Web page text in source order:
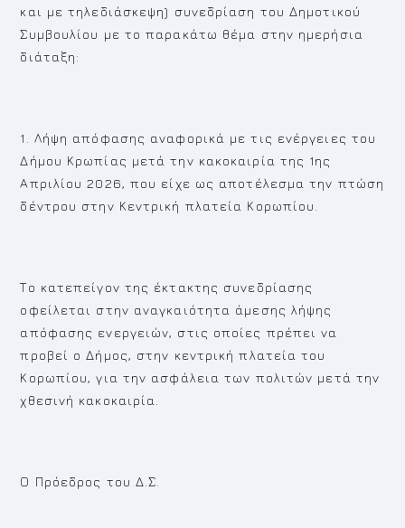
και με τηλεδιάσκεψη) συνεδρίαση του Δημοτικού
Συμβουλίου με τo παρακάτω θέμα στην ημερήσια
διάταξη:
1. Λήψη απόφασης αναφορικά με τις ενέργειες του
Δήμου Κρωπίας μετά την κακοκαιρία της 1ης
Απριλίου 2026, που είχε ως αποτέλεσμα την πτώση
δέντρου στην Κεντρική πλατεία Κορωπίου.
Το κατεπείγον της έκτακτης συνεδρίασης
οφείλεται στην αναγκαιότητα άμεσης λήψης
απόφασης ενεργειών, στις οποίες πρέπει να
προβεί ο Δήμος, στην κεντρική πλατεία του
Κορωπίου, για την ασφάλεια των πολιτών μετά την
χθεσινή κακοκαιρία.
Ο Πρόεδρος του Δ.Σ.